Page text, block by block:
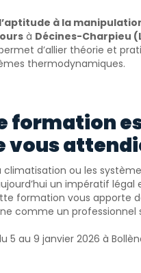
à la
à Décines-Charpieu
d’allier théorie et
thermodynamiques.
formation
vous
climatisation ou les
un impératif
formation vous apporte
comme un professionnel
5 au 9 janvier 2026 à